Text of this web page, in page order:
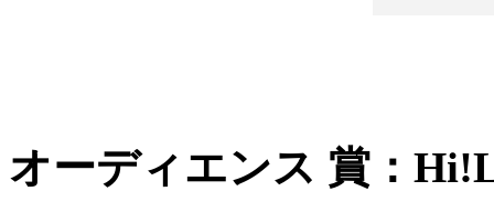
オーディエンス 賞：